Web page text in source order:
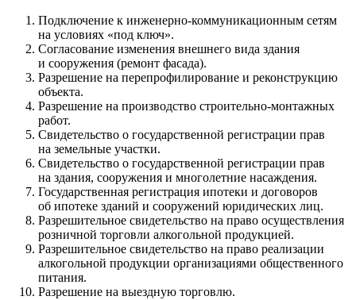
Подключение к инженерно-коммуникационным сетям
на условиях «под ключ».
Согласование изменения внешнего вида здания
и сооружения (ремонт фасада).
Разрешение на перепрофилирование и реконструкцию
объекта.
Разрешение на производство строительно-монтажных
работ.
Свидетельство о государственной регистрации прав
на земельные участки.
Свидетельство о государственной регистрации прав
на здания, сооружения и многолетние насаждения.
Государственная регистрация ипотеки и договоров
об ипотеке зданий и сооружений юридических лиц.
Разрешительное свидетельство на право осуществления
розничной торговли алкогольной продукцией.
Разрешительное свидетельство на право реализации
алкогольной продукции организациями общественного
питания.
Разрешение на выездную торговлю.